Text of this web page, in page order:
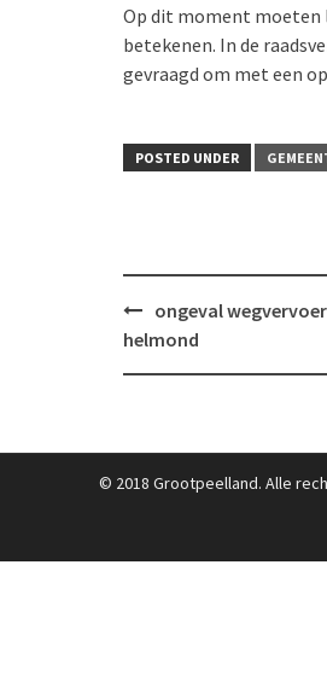
Op dit moment moeten
betekenen. In de
gevraagd om met een
POSTED UNDER
Post
navigation
ongeval
helmond
© 2018 Grootpeelland. Alle